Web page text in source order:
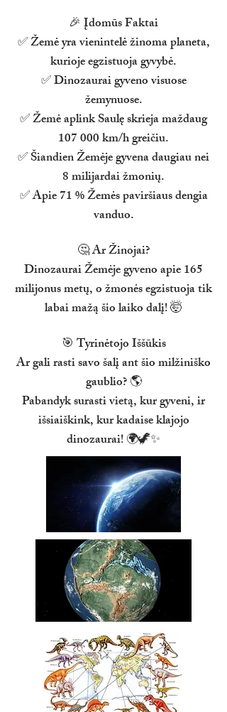
🎉 Įdomūs Faktai
✅ Žemė yra vienintelė žinoma planeta,
kurioje egzistuoja gyvybė.
✅ Dinozaurai gyveno visuose
žemynuose.
✅ Žemė aplink Saulę skrieja maždaug
107 000 km/h greičiu.
✅ Šiandien Žemėje gyvena daugiau nei
8 milijardai žmonių.
✅ Apie 71 % Žemės paviršiaus dengia
vanduo.
🤔 Ar Žinojai?
Dinozaurai Žemėje gyveno apie 165
milijonus metų, o žmonės egzistuoja tik
labai mažą šio laiko dalį! 🤯
🎯 Tyrinėtojo Iššūkis
Ar gali rasti savo šalį ant šio milžiniško
gaublio? 🌎
Pabandyk surasti vietą, kur gyveni, ir
išsiaiškink, kur kadaise klajojo
dinozaurai! 🌍🦖✨